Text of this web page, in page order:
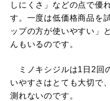
しにくさ」などの点で優
す。一度は低価格商品を
ップの方が使いやすい」
んもいるのです。
ミノキシジルは1日2回
いやすさはとても大切で
測れないのです。